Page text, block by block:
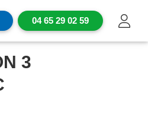
04 65 29 02 59
3